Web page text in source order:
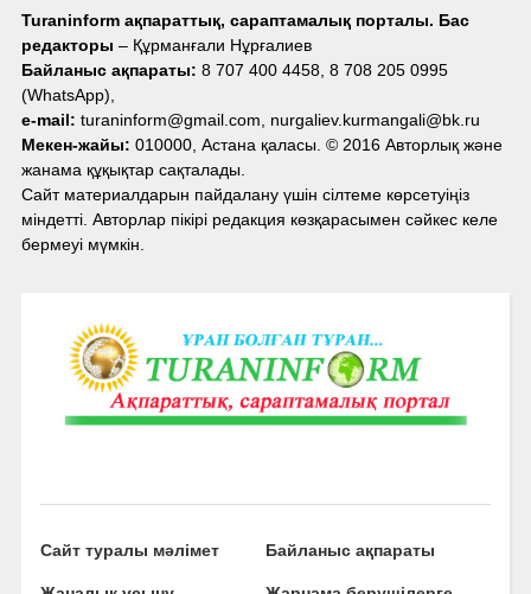
Turaninform ақпараттық, сараптамалық порталы. Бас
редакторы – Құрманғали Нұрғалиев
Байланыс ақпараты: 8 707 400 4458, 8 708 205 0995
(WhatsApp),
e-mail: turaninform@gmail.com, nurgaliev.kurmangali@bk.ru
Мекен-жайы: 010000, Астана қаласы. © 2016 Авторлық және
жанама құқықтар сақталады.
Сайт материалдарын пайдалану үшін сілтеме көрсетуіңіз
міндетті. Авторлар пікірі редакция көзқарасымен сәйкес келе
бермеуі мүмкін.
Сайт туралы мәлімет Байланыс ақпараты